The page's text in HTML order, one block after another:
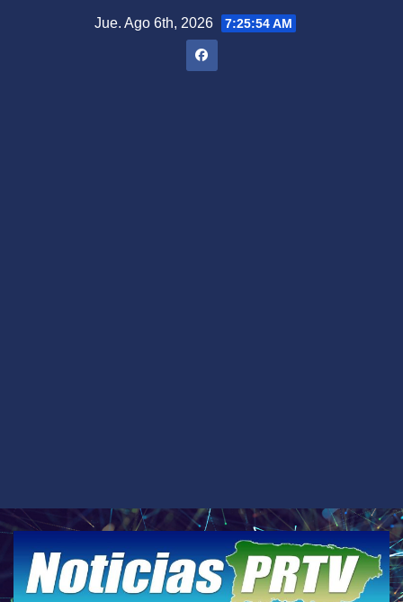
Jue. Ago 6th, 2026 7:25:55 AM